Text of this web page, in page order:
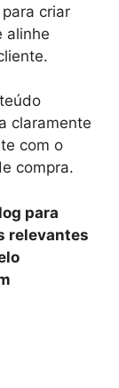
criar
alinhe
claramente
com o
compra.
para
relevantes